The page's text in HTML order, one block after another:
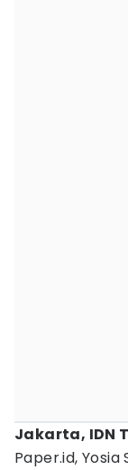
Jakarta, IDN
Paper.id,